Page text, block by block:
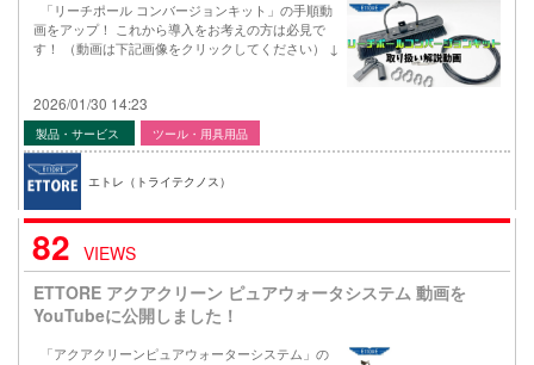
「リーチポール コンバージョンキット」の手順動
画をアップ！ これから導入をお考えの方は必見で
す！ （動画は下記画像をクリックしてください） ↓
2026/01/30 14:23
製品・サービス ツール・用具用品
エトレ（トライテクノス）
82 VIEWS
ETTORE アクアクリーン ピュアウォータシステム 動画を
YouTubeに公開しました！
「アクアクリーンピュアウォーターシステム」の